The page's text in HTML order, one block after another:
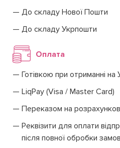
До складу Нової Пошти
До складу Укрпошти
Оплата
Готівкою при отриманні на
LiqPay (Visa / Master Card)
Переказом на
Реквізити для оплати
після повної обробки